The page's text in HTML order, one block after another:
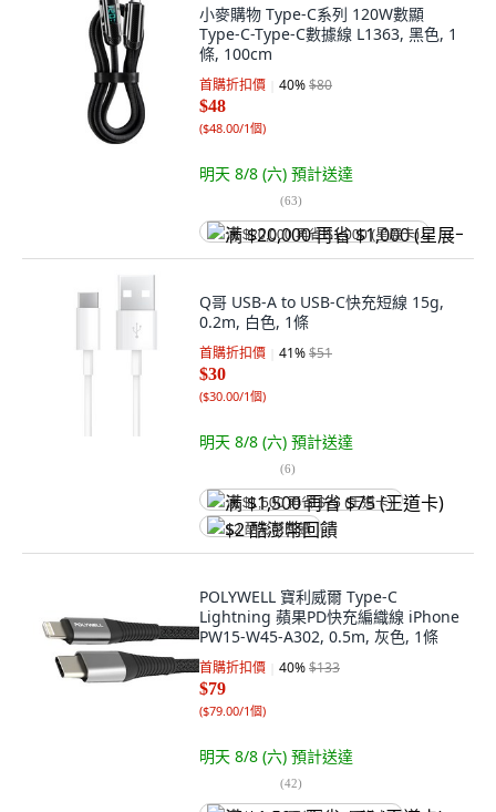
小麥購物 Type-C系列 120W數顯
Type-C-Type-C數據線 L1363, 黑色, 1
條, 100cm
首購折扣價 40%$80
$48
($48.00/1個)
明天 8/8 (六) 預計送達
(63)
满 $20,000 再省 $1,000 (星展卡)
Q哥 USB-A to USB-C快充短線 15g,
0.2m, 白色, 1條
首購折扣價 41%$51
$30
($30.00/1個)
明天 8/8 (六) 預計送達
(6)
满 $1,500 再省 $75 (王道卡)
$2 酷澎幣回饋
POLYWELL 寶利威爾 Type-C
Lightning 蘋果PD快充編織線 iPhone
PW15-W45-A302, 0.5m, 灰色, 1條
首購折扣價 40%$133
$79
($79.00/1個)
明天 8/8 (六) 預計送達
(42)